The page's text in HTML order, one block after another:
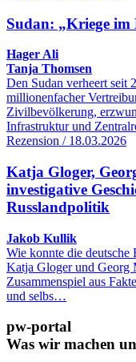
Sudan: „Kriege
Hager Ali
Tanja Thomsen
Den Sudan verheert seit
millionenfacher
Zivilbevölkerung,
Infrastruktur und
Rezension / 18.03.2026
Katja Gloger,
investigative
Russlandpolitik
Jakob Kullik
Wie konnte die deutsche
Katja Gloger und Georg
Zusammenspiel aus
und selbs…
pw-portal
Was wir machen